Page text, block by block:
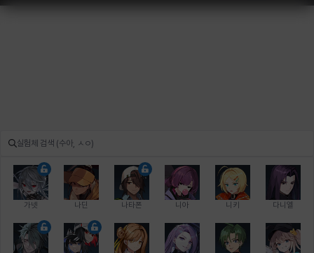
가넷 나딘 나타폰 니아 니키 다니엘